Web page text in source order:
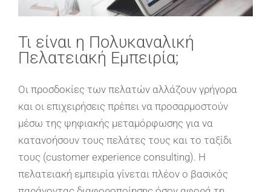
Τι είναι η Πολυκαναλική
Πελατειακή Εμπειρία;
Οι προσδοκίες των πελατών αλλάζουν γρήγορα
και οι επιχειρήσεις πρέπει να προσαρμοστούν
μέσω της ψηφιακής μεταμόρφωσης για να
κατανοήσουν τους πελάτες τους και το ταξίδι
τους (customer experience consulting). Η
πελατειακή εμπειρία γίνεται πλέον ο βασικός